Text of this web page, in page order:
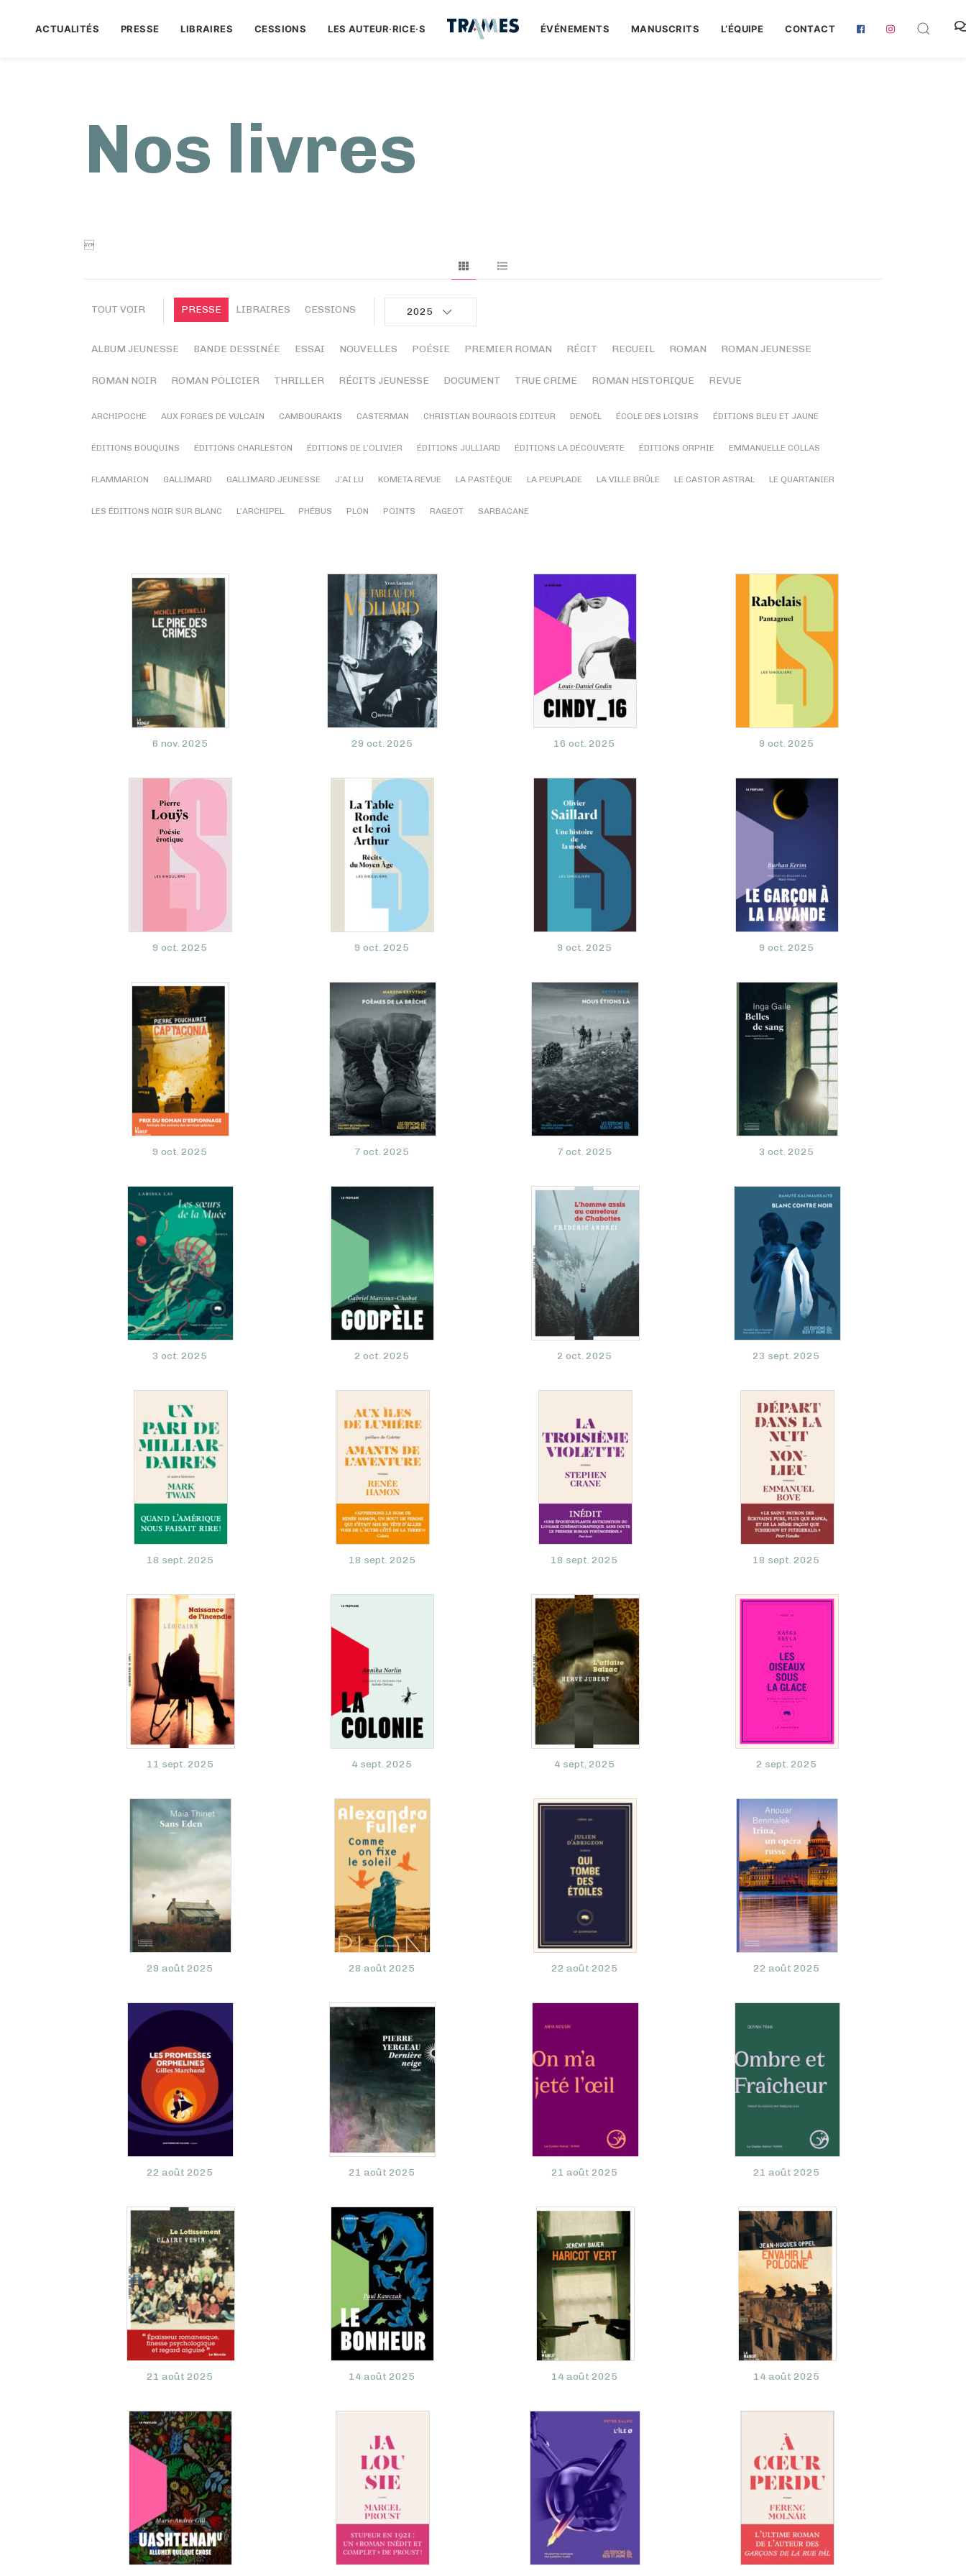
ACTUALITÉS PRESSE LIBRAIRES CESSIONS LES AUTEUR·RICE·S ÉVÉNEMENTS MANUSCRITS L‘ÉQUIPE CONTACT
Nos livres

TOUT VOIR PRESSE LIBRAIRES CESSIONS 2025
ALBUM JEUNESSE BANDE DESSINÉE ESSAI NOUVELLES POÉSIE PREMIER ROMAN RÉCIT RECUEIL ROMAN ROMAN JEUNESSE
ROMAN NOIR ROMAN POLICIER THRILLER RÉCITS JEUNESSE DOCUMENT TRUE CRIME ROMAN HISTORIQUE REVUE
ARCHIPOCHE AUX FORGES DE VULCAIN CAMBOURAKIS CASTERMAN CHRISTIAN BOURGOIS EDITEUR DENOËL ÉCOLE DES LOISIRS ÉDITIONS BLEU ET JAUNE
ÉDITIONS BOUQUINS ÉDITIONS CHARLESTON ÉDITIONS DE L’OLIVIER ÉDITIONS JULLIARD ÉDITIONS LA DÉCOUVERTE ÉDITIONS ORPHIE EMMANUELLE COLLAS
FLAMMARION GALLIMARD GALLIMARD JEUNESSE J’AI LU KOMETA REVUE LA PASTÈQUE LA PEUPLADE LA VILLE BRÛLE LE CASTOR ASTRAL LE QUARTANIER
LES ÉDITIONS NOIR SUR BLANC L’ARCHIPEL PHÉBUS PLON POINTS RAGEOT SARBACANE
6 nov. 2025 29 oct. 2025 16 oct. 2025 9 oct. 2025
9 oct. 2025 9 oct. 2025 9 oct. 2025 9 oct. 2025
9 oct. 2025 7 oct. 2025 7 oct. 2025 3 oct. 2025
3 oct. 2025 2 oct. 2025 2 oct. 2025 23 sept. 2025
18 sept. 2025 18 sept. 2025 18 sept. 2025 18 sept. 2025
11 sept. 2025 4 sept. 2025 4 sept. 2025 2 sept. 2025
29 août 2025 28 août 2025 22 août 2025 22 août 2025
22 août 2025 21 août 2025 21 août 2025 21 août 2025
21 août 2025 14 août 2025 14 août 2025 14 août 2025